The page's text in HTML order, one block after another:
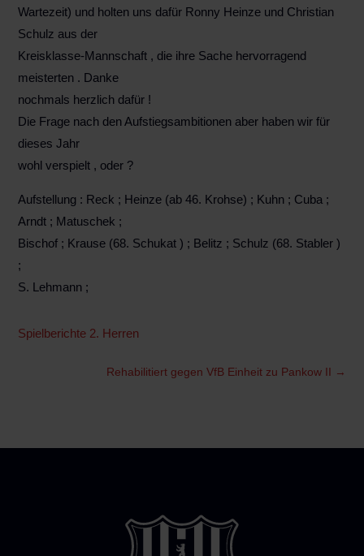
Wartezeit) und holten uns dafür Ronny Heinze und Christian
Schulz aus der
Kreisklasse-Mannschaft , die ihre Sache hervorragend
meisterten . Danke
nochmals herzlich dafür !
Die Frage nach den Aufstiegsambitionen aber haben wir für
dieses Jahr
wohl verspielt , oder ?
Aufstellung : Reck ; Heinze (ab 46. Krohse) ; Kuhn ; Cuba ;
Arndt ; Matuschek ;
Bischof ; Krause (68. Schukat ) ; Belitz ; Schulz (68. Stabler )
;
S. Lehmann ;
Spielberichte 2. Herren
Rehabilitiert gegen VfB Einheit zu Pankow II →